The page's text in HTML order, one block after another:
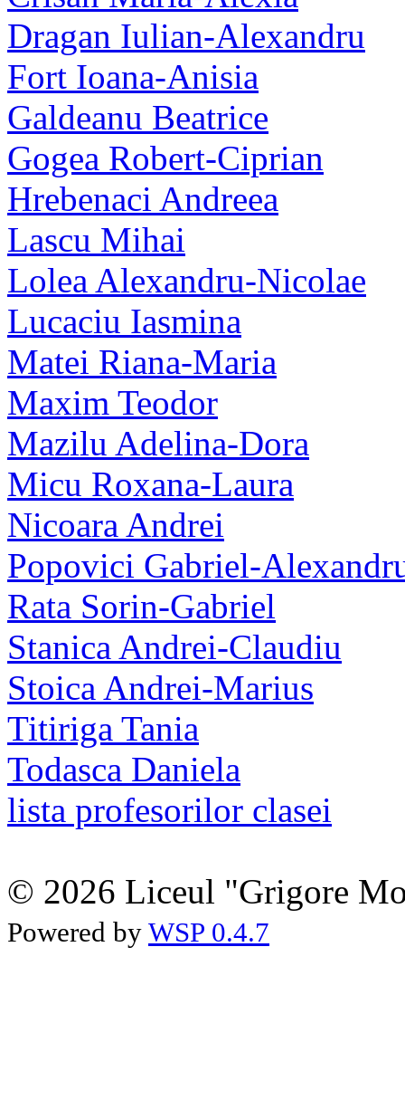
Dragan Iulian-Alexandru
Fort Ioana-Anisia
Galdeanu Beatrice
Gogea Robert-Ciprian
Hrebenaci Andreea
Lascu Mihai
Lolea Alexandru-Nicolae
Lucaciu Iasmina
Matei Riana-Maria
Maxim Teodor
Mazilu Adelina-Dora
Micu Roxana-Laura
Nicoara Andrei
Popovici Gabriel-
Rata Sorin-Gabriel
Stanica Andrei-Claudiu
Stoica Andrei-Marius
Titiriga Tania
Todasca Daniela
lista profesorilor clasei
© 2026 Liceul "Grigore
Powered by WSP 0.4.7